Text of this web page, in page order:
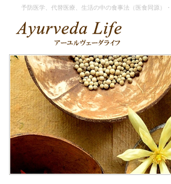
予防医学、代替医療、生活の中の食事法（医食同源）